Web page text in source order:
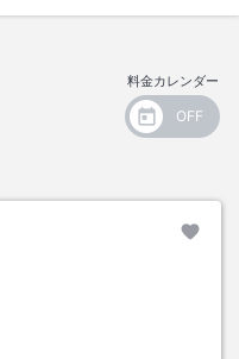
料金カレンダー